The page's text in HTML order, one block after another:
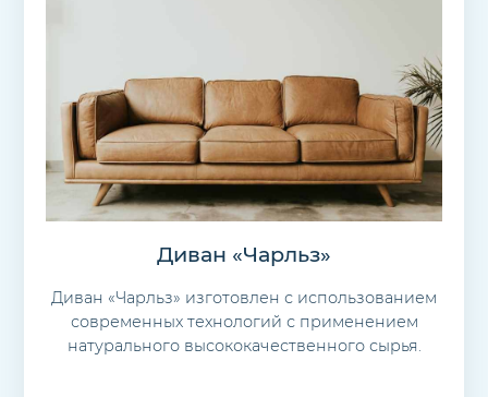
Диван «Чарльз»
Диван «Чарльз» изготовлен с использованием
современных технологий с применением
натурального высококачественного сырья.